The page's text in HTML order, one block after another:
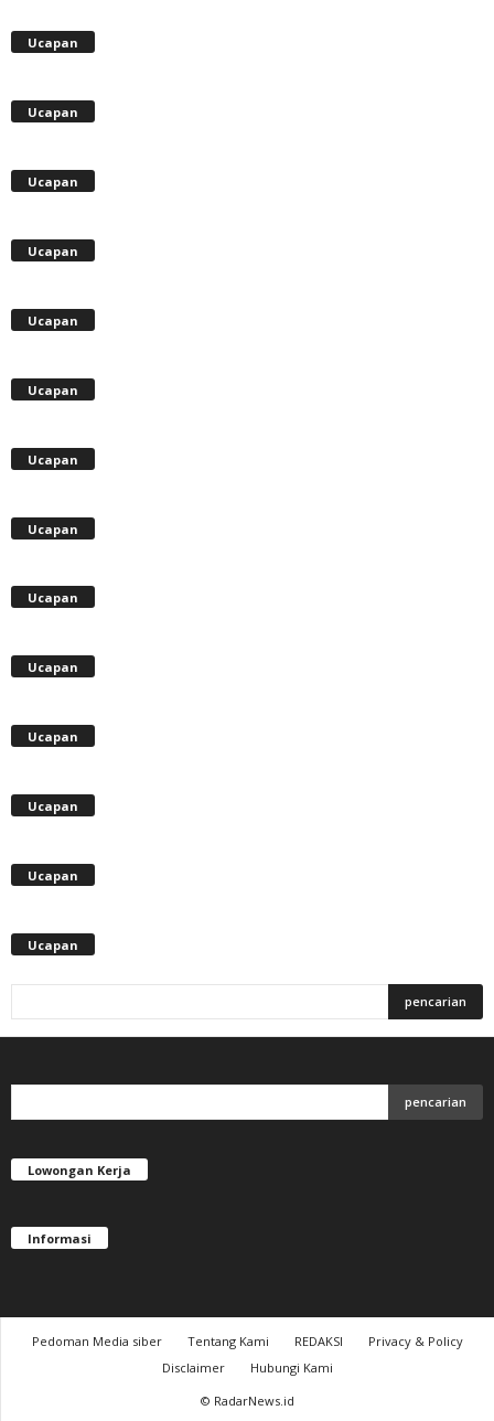
Ucapan
Ucapan
Ucapan
Ucapan
Ucapan
Ucapan
Ucapan
Ucapan
Ucapan
Ucapan
Ucapan
Ucapan
Ucapan
Ucapan
Lowongan Kerja
Informasi
Pedoman Media siber Tentang Kami REDAKSI
Privacy & Policy
Disclaimer
Hubungi Kami
© RadarNews.id